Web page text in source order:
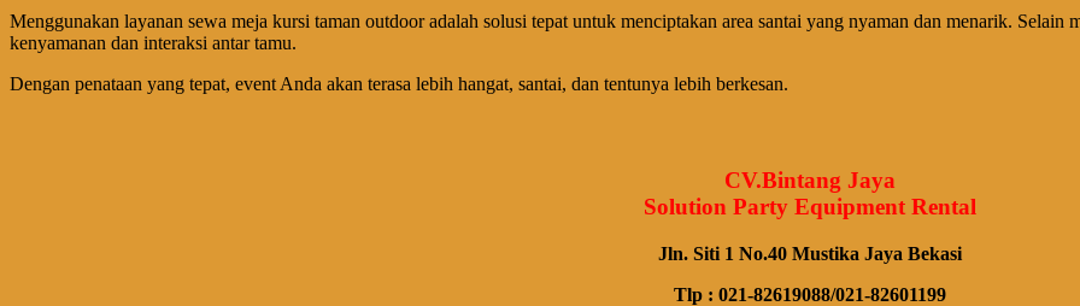
Menggunakan layanan sewa meja kursi taman outdoor adalah solusi tepat untuk menciptakan area santai yang nyaman dan menarik. Selain
kenyamanan dan interaksi antar tamu.
Dengan penataan yang tepat, event Anda akan terasa lebih hangat, santai, dan tentunya lebih berkesan.
CV.Bintang Jaya
Solution Party Equipment Rental
Jln. Siti 1 No.40 Mustika Jaya Bekasi
Tlp : 021-82619088/021-82601199